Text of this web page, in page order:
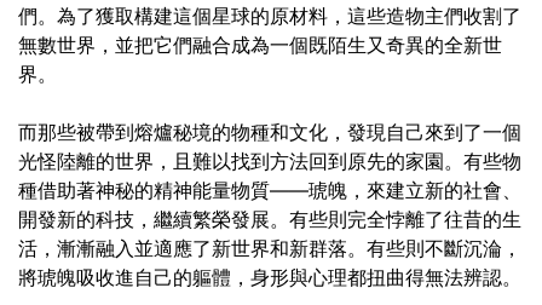
們。為了獲取構建這個星球的原材料，這些造物主們收割了
無數世界，並把它們融合成為一個既陌生又奇異的全新世
界。
而那些被帶到熔爐秘境的物種和文化，發現自己來到了一個
光怪陸離的世界，且難以找到方法回到原先的家園。有些物
種借助著神秘的精神能量物質——琥魄，來建立新的社會、
開發新的科技，繼續繁榮發展。有些則完全悖離了往昔的生
活，漸漸融入並適應了新世界和新群落。有些則不斷沉淪，
將琥魄吸收進自己的軀體，身形與心理都扭曲得無法辨認。